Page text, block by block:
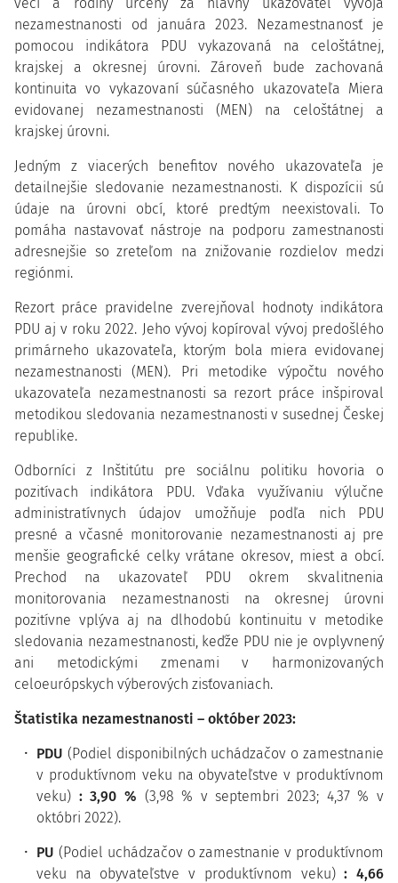
nezamestnanosti od januára 2023. Nezamestnanosť je
pomocou indikátora PDU vykazovaná na celoštátnej,
krajskej a okresnej úrovni. Zároveň bude zachovaná
kontinuita vo vykazovaní súčasného ukazovateľa Miera
evidovanej nezamestnanosti (MEN) na celoštátnej a
krajskej úrovni.
Jedným z viacerých benefitov nového ukazovateľa je
detailnejšie sledovanie nezamestnanosti. K dispozícii sú
údaje na úrovni obcí, ktoré predtým neexistovali. To
pomáha nastavovať nástroje na podporu zamestnanosti
adresnejšie so zreteľom na znižovanie rozdielov medzi
regiónmi.
Rezort práce pravidelne zverejňoval hodnoty indikátora
PDU aj v roku 2022. Jeho vývoj kopíroval vývoj predošlého
primárneho ukazovateľa, ktorým bola miera evidovanej
nezamestnanosti (MEN). Pri metodike výpočtu nového
ukazovateľa nezamestnanosti sa rezort práce inšpiroval
metodikou sledovania nezamestnanosti v susednej Českej
republike.
Odborníci z Inštitútu pre sociálnu politiku hovoria o
pozitívach indikátora PDU. Vďaka využívaniu výlučne
administratívnych údajov umožňuje podľa nich PDU
presné a včasné monitorovanie nezamestnanosti aj pre
menšie geografické celky vrátane okresov, miest a obcí.
Prechod na ukazovateľ PDU okrem skvalitnenia
monitorovania nezamestnanosti na okresnej úrovni
pozitívne vplýva aj na dlhodobú kontinuitu v metodike
sledovania nezamestnanosti, keďže PDU nie je ovplyvnený
ani metodickými zmenami v harmonizovaných
celoeurópskych výberových zisťovaniach.
Štatistika nezamestnanosti – október 2023:
PDU (Podiel disponibilných uchádzačov o zamestnanie
v produktívnom veku na obyvateľstve v produktívnom
veku) : 3,90 % (3,98 % v septembri 2023; 4,37 % v
októbri 2022).
PU (Podiel uchádzačov o zamestnanie v produktívnom
veku na obyvateľstve v produktívnom veku): 4,66